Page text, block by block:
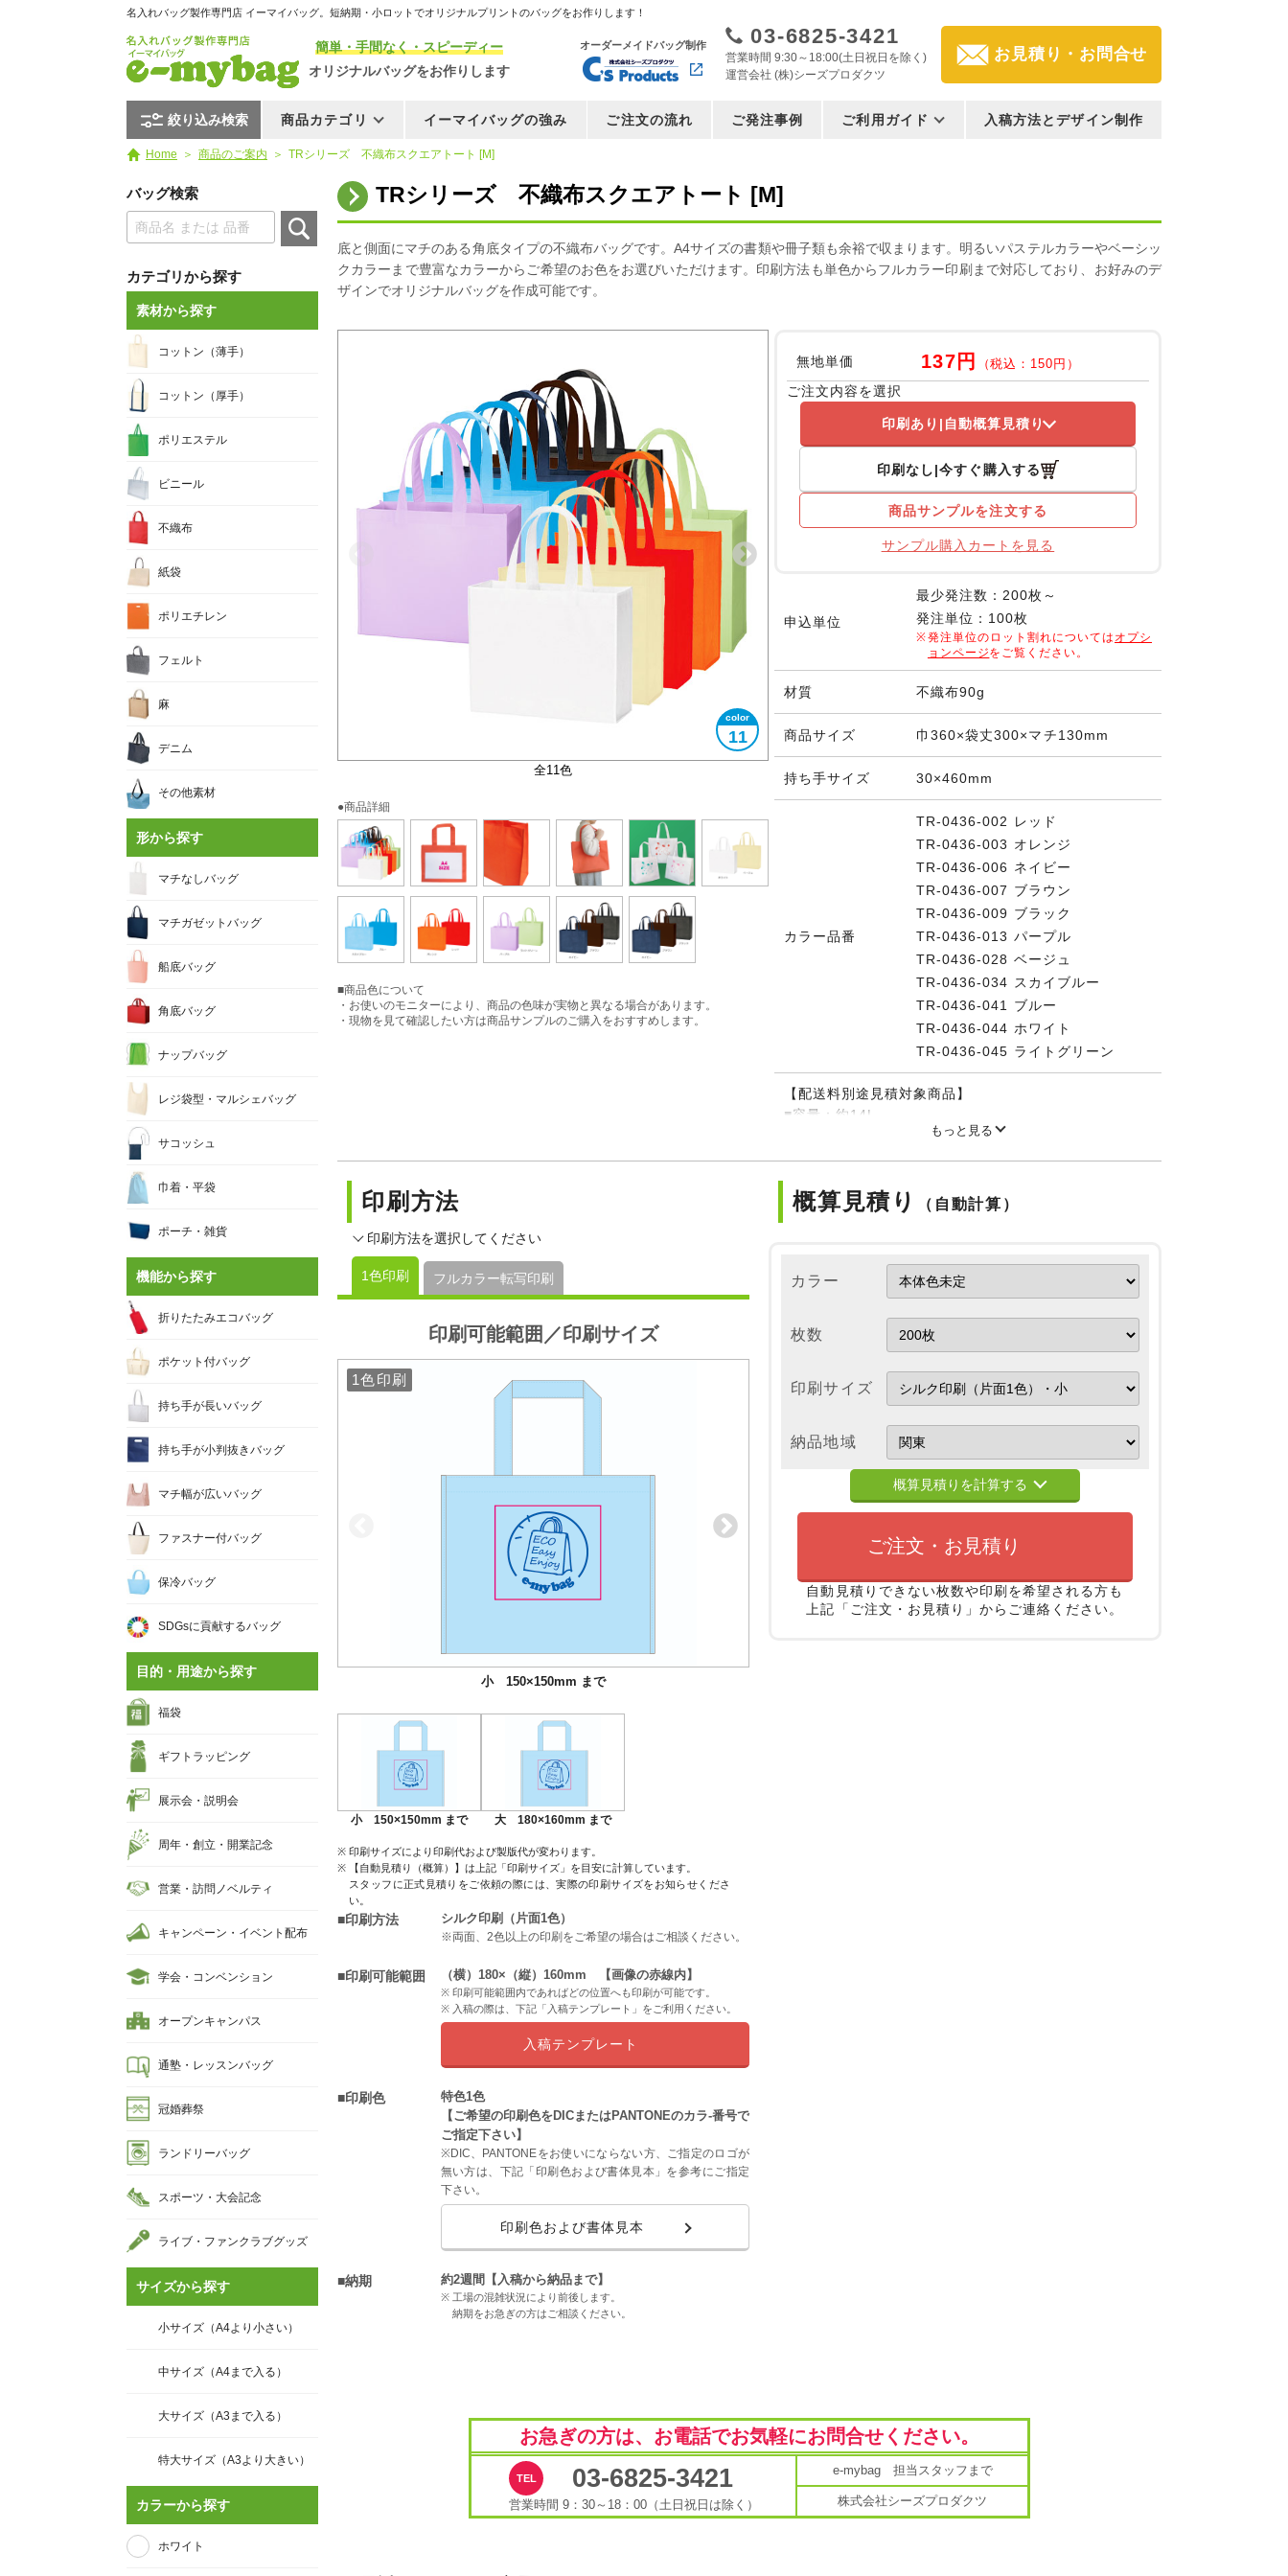
名入れバッグ製作専門店 イーマイバッグ。短納期・小ロットでオリジナルプリントのバッグをお作りします！
簡単・手間なく・スピーディー
オリジナルバッグをお作りします
オーダーメイドバッグ制作 03-6825-3421
営業時間 9:30～18:00(土日祝日を除く)
運営会社 (株)シーズプロダクツ
お見積り・お問合せ
商品カテゴリ イーマイバッグの強み ご注文の流れ ご発注事例 ご利用ガイド 入稿方法とデザイン制作
絞り込み検索
Home 商品のご案内 TRシリーズ 不織布スクエアトート [M]
TRシリーズ 不織布スクエアトート [M]
底と側面にマチのある角底タイプの不織布バッグです。A4サイズの書類や冊子類も余裕で収まります。明るいパステルカラーやベーシッ
クカラーまで豊富なカラーからご希望のお色をお選びいただけます。印刷方法も単色からフルカラー印刷まで対応しており、お好みのデ
ザインでオリジナルバッグを作成可能です。
全11色
11
A4サイズ対応
バイアス仕上げ
大きさイメージ
名入れ事例
●商品詳細
■商品色について
・お使いのモニターにより、商品の色味が実物と異なる場合があります。
・現物を見て確認したい方は商品サンプルのご購入をおすすめします。
無地単価 137円 （税込：150円）
ご注文内容を選択
印刷あり 自動概算見積り
印刷なし 今すぐ購入する
商品サンプルを注文する
サンプル購入カートを見る
申込単位
最少発注数：200枚～
発注単位：100枚
発注単位のロット割れについては オプシ
ョンページをご覧ください。
材質 不織布90g
商品サイズ 巾360×袋丈300×マチ130mm
持ち手サイズ 30×460mm
カラー品番
TR-0436-002 レッド
TR-0436-003 オレンジ
TR-0436-006 ネイビー
TR-0436-007 ブラウン
TR-0436-009 ブラック
TR-0436-013 パープル
TR-0436-028 ベージュ
TR-0436-034 スカイブルー
TR-0436-041 ブルー
TR-0436-044 ホワイト
TR-0436-045 ライトグリーン
【配送料別途見積対象商品】
■容量：約14L
■脇バイアス巻（共生地）もっと見る
印刷方法
印刷方法を選択してください
1色印刷 フルカラー転写印刷
印刷可能範囲／印刷サイズ
1色印刷
小 150×150mm まで
1色印刷
大 180×160mm まで
小 150×150mm まで 大 180×160mm まで
印刷サイズにより印刷代および製版代が変わります。
【自動見積り（概算）】は上記「印刷サイズ」を目安に計算しています。
スタッフに正式見積りをご依頼の際には、実際の印刷サイズをお知らせくださ
い。
■印刷方法 シルク印刷（片面1色）
※両面、2色以上の印刷をご希望の場合はご相談ください。
■印刷可能範囲 （横）180×（縦）160mm 【画像の赤線内】
印刷可能範囲内であればどの位置へも印刷が可能です。
入稿の際は、下記「入稿テンプレート」をご利用ください。
入稿テンプレート
■印刷色
特色1色
【ご希望の印刷色をDICまたはPANTONEのカラ-番号で
ご指定下さい】
※DIC、PANTONEをお使いにならない方、ご指定のロゴが
無い方は、下記「印刷色および書体見本」を参考にご指定
下さい。
印刷色および書体見本
■納期 約2週間【入稿から納品まで】
工場の混雑状況により前後します。
納期をお急ぎの方はご相談ください。
概算見積り （自動計算）
カラー
枚数
印刷サイズ
納品地域
概算見積りを計算する
ご注文・お見積り
自動見積りできない枚数や印刷を希望される方も
上記「ご注文・お見積り」からご連絡ください。
お急ぎの方は、お電話でお気軽にお問合せください。
03-6825-3421
営業時間 9：30～18：00（土日祝日は除く）
e-mybag 担当スタッフまで
株式会社シーズプロダクツ
バッグ検索
カテゴリから探す
素材から探す
コットン（薄手）
コットン（厚手）
ポリエステル
ビニール
不織布
紙袋
ポリエチレン
フェルト
麻
デニム
その他素材
形から探す
マチなしバッグ
マチガゼットバッグ
船底バッグ
角底バッグ
ナップバッグ
レジ袋型・マルシェバッグ
サコッシュ
巾着・平袋
ポーチ・雑貨
機能から探す
折りたたみエコバッグ
ポケット付バッグ
持ち手が長いバッグ
持ち手が小判抜きバッグ
マチ幅が広いバッグ
ファスナー付バッグ
保冷バッグ
SDGsに貢献するバッグ
目的・用途から探す
福袋
ギフトラッピング
展示会・説明会
周年・創立・開業記念
営業・訪問ノベルティ
キャンペーン・イベント配布
学会・コンベンション
オープンキャンパス
通塾・レッスンバッグ
冠婚葬祭
ランドリーバッグ
スポーツ・大会記念
ライブ・ファンクラブグッズ
サイズから探す
小サイズ（A4より小さい）
中サイズ（A4まで入る）
大サイズ（A3まで入る）
特大サイズ（A3より大きい）
カラーから探す
ホワイト